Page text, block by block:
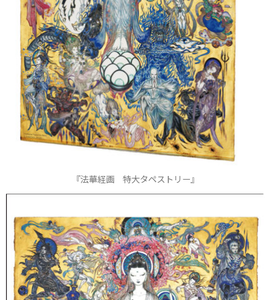
『法華経画 特大タペストリー』